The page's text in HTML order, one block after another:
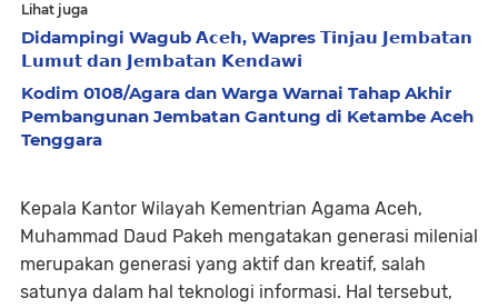
Lihat juga
Didampingi Wagub 𝗔𝗰𝗲𝗵, Wapres 𝗧𝗶𝗻𝗷𝗮𝘂 𝗝𝗲𝗺𝗯𝗮𝘁𝗮𝗻
𝗟𝘂𝗺𝘂𝘁 𝗱𝗮𝗻 𝗝𝗲𝗺𝗯𝗮𝘁𝗮𝗻 𝗞𝗲𝗻𝗱𝗮𝘄𝗶
Kodim 0108/Agara dan Warga Warnai Tahap Akhir
Pembangunan Jembatan Gantung di Ketambe Aceh
Tenggara
Kepala Kantor Wilayah Kementrian Agama Aceh,
Muhammad Daud Pakeh mengatakan generasi milenial
merupakan generasi yang aktif dan kreatif, salah
satunya dalam hal teknologi informasi. Hal tersebut,